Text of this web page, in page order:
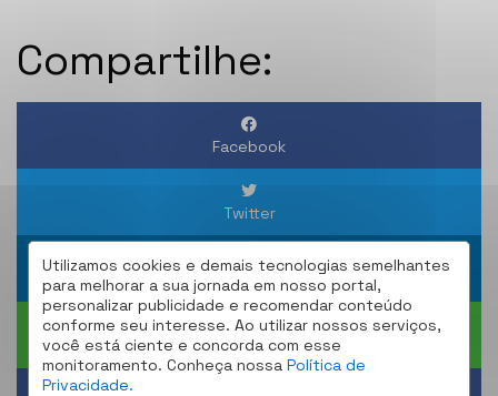
Utilizamos cookies e demais tecnologias semelhantes
para melhorar a sua jornada em nosso portal,
personalizar publicidade e recomendar conteúdo
conforme seu interesse. Ao utilizar nossos serviços,
você está ciente e concorda com esse
monitoramento. Conheça nossa Política de
Privacidade.
Compartilhe:
Facebook
Twitter
Linkedin
WhatsApp